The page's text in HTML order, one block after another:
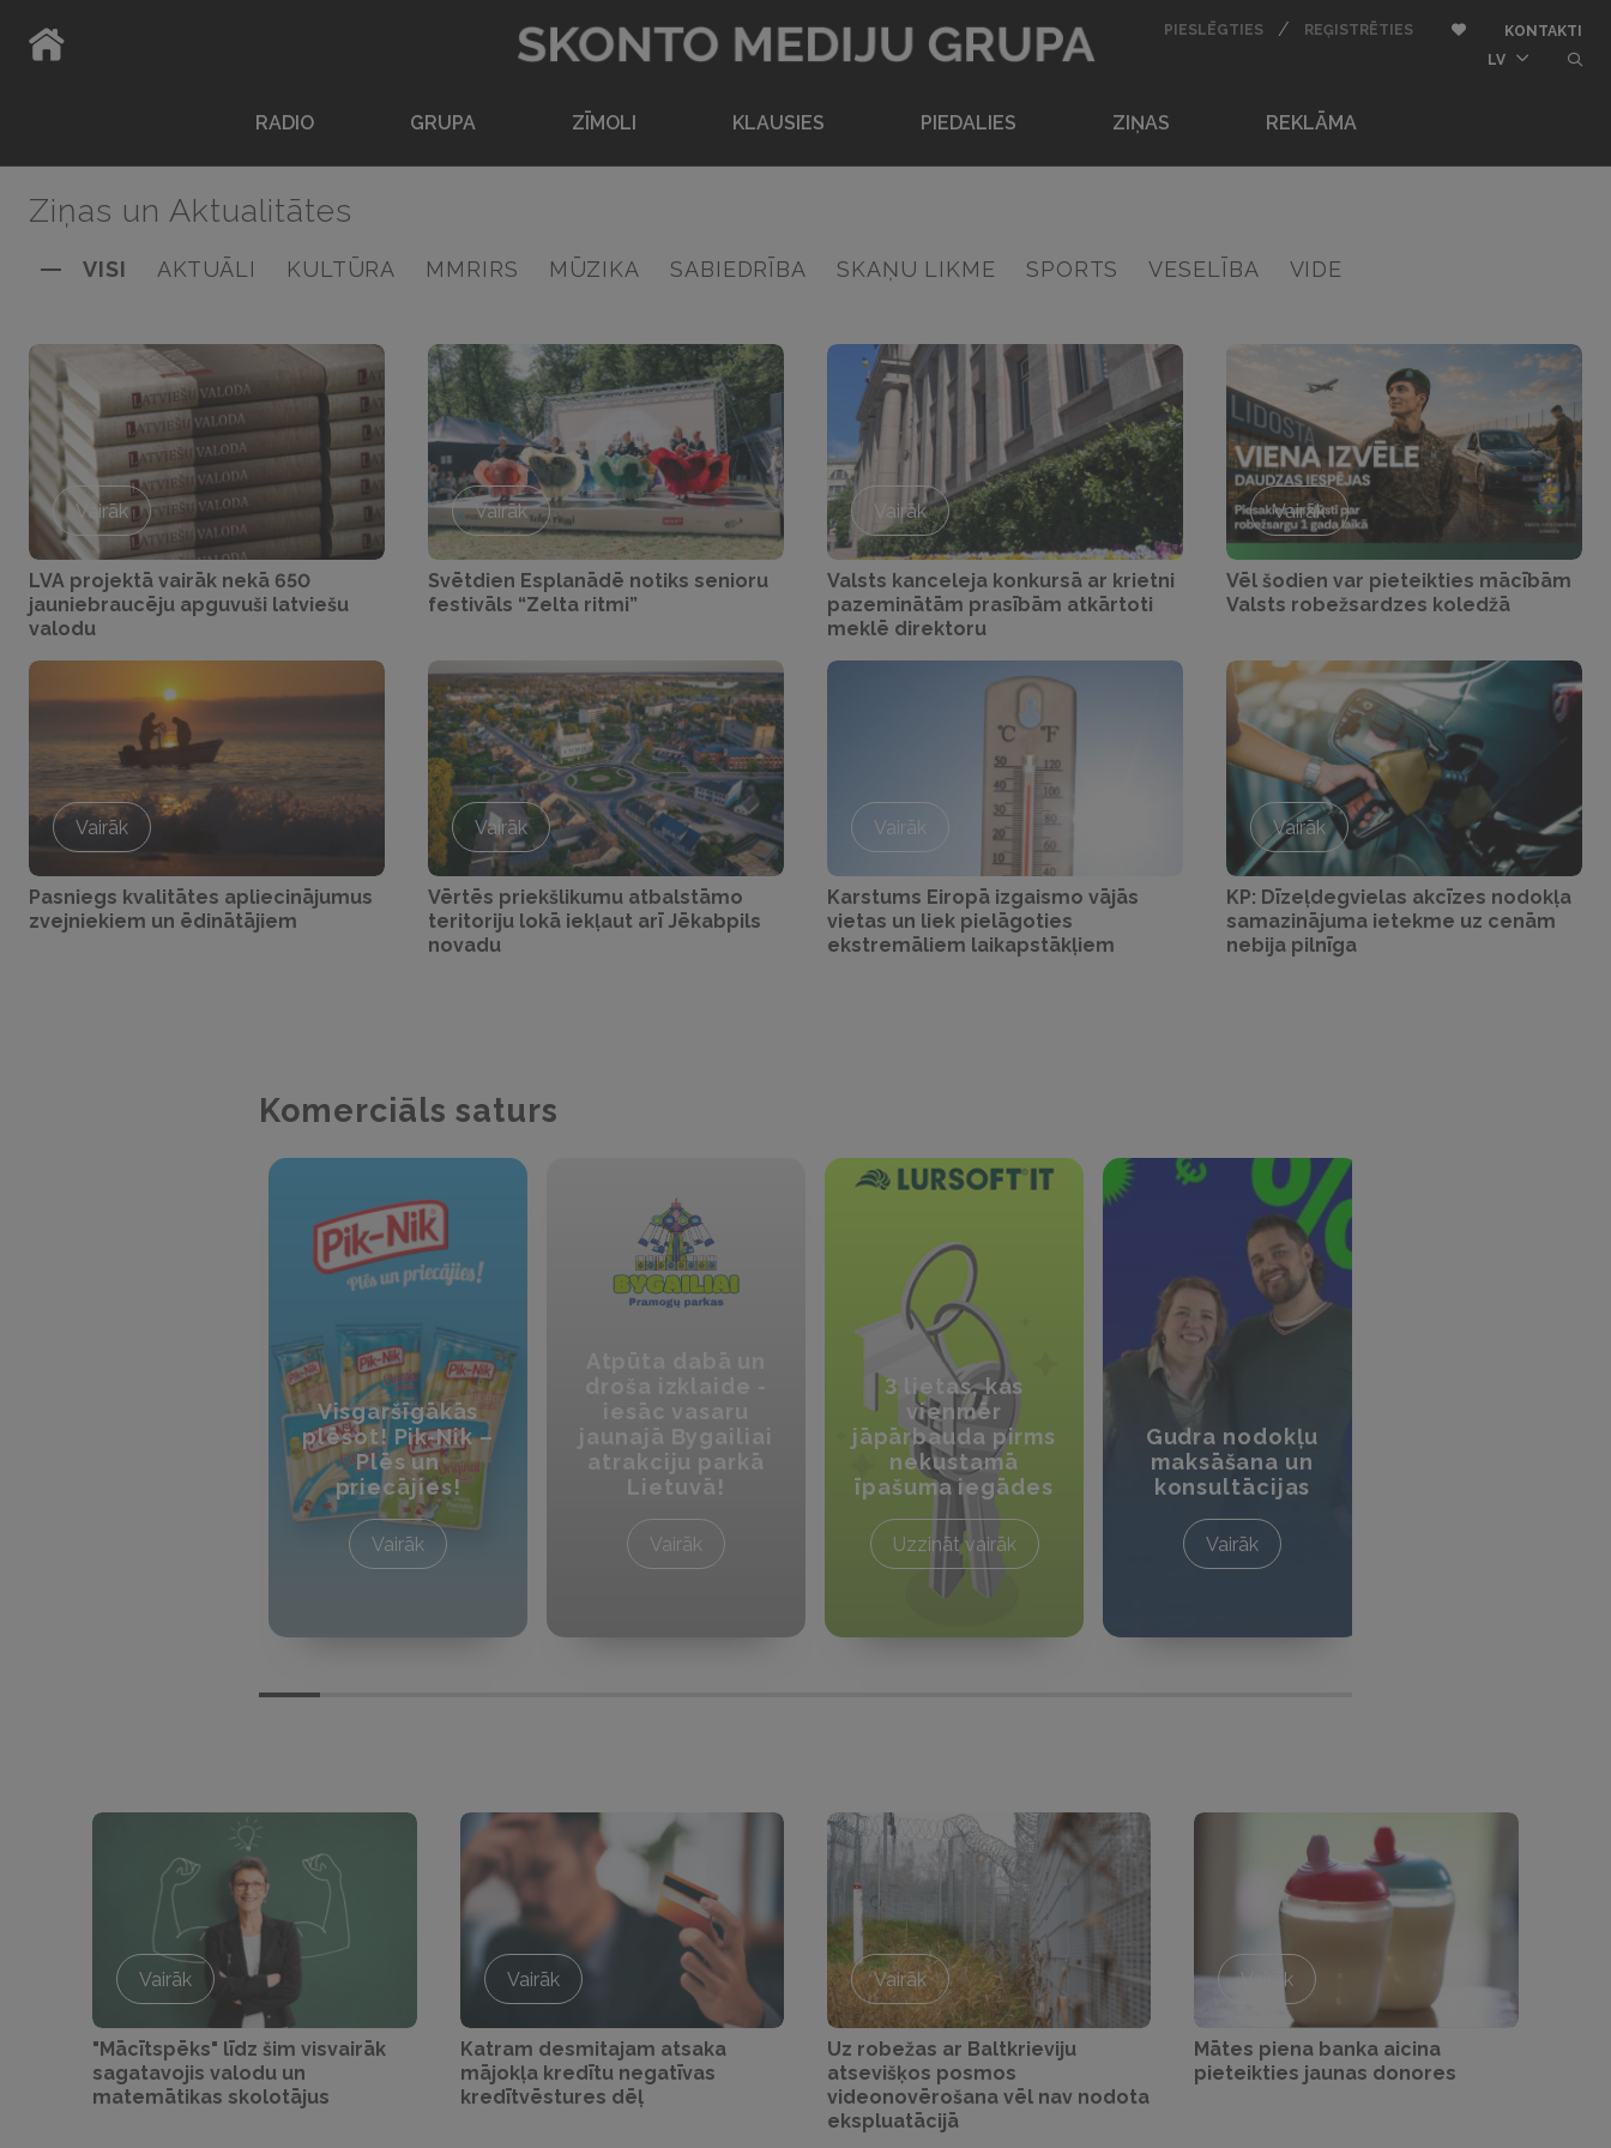
PIESLĒGTIESAUTORIZĒTIES
/ REĢISTRĒTIESREĢISTRĒTIESPievienot pie iemīļota
KONTAKTI
LV
RADIO GRUPA ZĪMOLI KLAUSIES PIEDALIES ZIŅAS REKLĀMA
Ziņas un Aktualitātes
VISI AKTUĀLI KULTŪRA MMRIRS MŪZIKA SABIEDRĪBA SKAŅU LIKME SPORTS VESELĪBA VIDE
Vairāk
LVA projektā vairāk nekā 650
jauniebraucēju apguvuši latviešu
valodu
Vairāk
Svētdien Esplanādē notiks senioru
festivāls “Zelta ritmi”
Vairāk
Valsts kanceleja konkursā ar krietni
pazeminātām prasībām atkārtoti
meklē direktoru
Vairāk
Vēl šodien var pieteikties mācībām
Valsts robežsardzes koledžā
Vairāk
Pasniegs kvalitātes apliecinājumus
zvejniekiem un ēdinātājiem
Vairāk
Vērtēs priekšlikumu atbalstāmo
teritoriju lokā iekļaut arī Jēkabpils
novadu
Vairāk
Karstums Eiropā izgaismo vājās
vietas un liek pielāgoties
ekstremāliem laikapstākļiem
Vairāk
KP: Dīzeļdegvielas akcīzes nodokļa
samazinājuma ietekme uz cenām
nebija pilnīga
Komerciāls saturs
Visgaršīgākās
plēšot! Pik-Nik –
Plēs un
priecājies!
Vairāk
jaunajā Bygailiai
atrakciju parkā
Lietuvā!
Vairāk
3 lietas, kas
vienmēr
jāpārbauda pirms
nekustamā
īpašuma iegādes
Uzzināt vairāk
Gudra nodokļu
maksāšana un
konsultācijas
Vairāk
Vairāk
"Mācītspēks" līdz šim visvairāk
sagatavojis valodu un
matemātikas skolotājus
Vairāk
Katram desmitajam atsaka
mājokļa kredītu negatīvas
kredītvēstures dēļ
Vairāk
Uz robežas ar Baltkrieviju
atsevišķos posmos
videonovērošana vēl nav nodota
ekspluatācijā
Vairāk
Mātes piena banka aicina
pieteikties jaunas donores